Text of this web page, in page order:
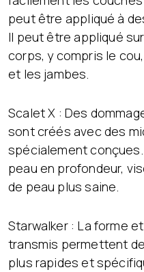
peut être appliqué à
Il peut être appliqué
corps, y compris le
et les jambes.
Scalet X : Des
sont créés avec des
spécialement
peau en profondeur,
de peau plus saine.
Starwalker : La forme
transmis permettent
plus rapides et